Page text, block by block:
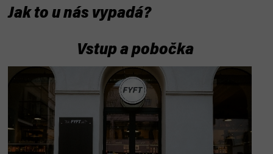
Jak to u nás vypadá?
Vstup a pobočka